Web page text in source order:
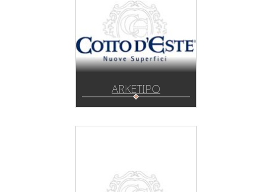
ARKETIPO